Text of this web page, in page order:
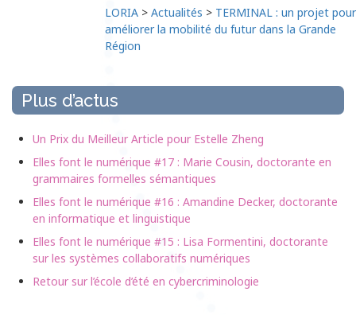
LORIA > Actualités > TERMINAL : un projet pour
améliorer la mobilité du futur dans la Grande
Région
Plus d’actus
Un Prix du Meilleur Article pour Estelle Zheng
Elles font le numérique #17 : Marie Cousin, doctorante en
grammaires formelles sémantiques
Elles font le numérique #16 : Amandine Decker, doctorante
en informatique et linguistique
Elles font le numérique #15 : Lisa Formentini, doctorante
sur les systèmes collaboratifs numériques
Retour sur l’école d’été en cybercriminologie